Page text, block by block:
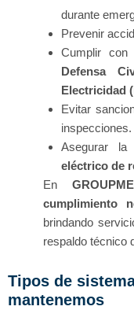
durante
Prevenir
Cumplir con
Defensa
Electricidad
Evitar
inspecciones.
Asegurar
eléctrico de
En
cumplimiento
brindando
respaldo técnico
Tipos de
mantenemos